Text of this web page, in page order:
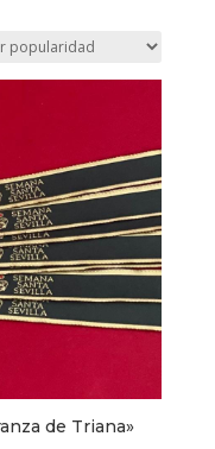
de Triana»